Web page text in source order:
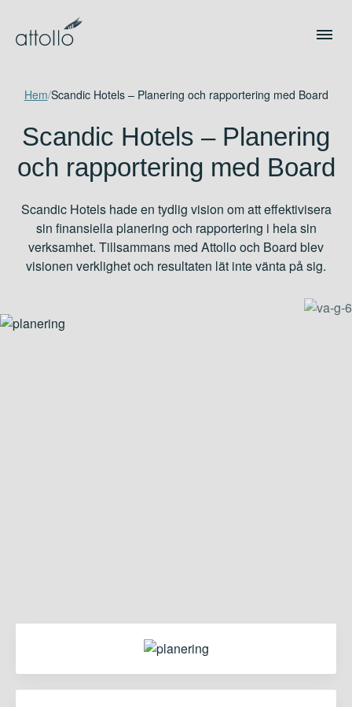
Hem/Scandic Hotels – Planering och rapportering med Board
Scandic Hotels – Planering
och rapportering med Board
Scandic Hotels hade en tydlig vision om att effektivisera
sin finansiella planering och rapportering i hela sin
verksamhet. Tillsammans med Attollo och Board blev
visionen verklighet och resultaten lät inte vänta på sig.